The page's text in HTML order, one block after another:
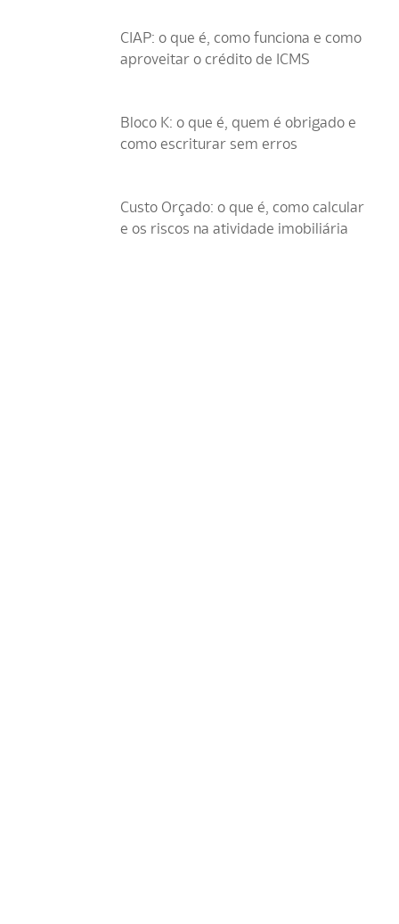
CIAP: o que é, como funciona e como
aproveitar o crédito de ICMS
Bloco K: o que é, quem é obrigado e
como escriturar sem erros
Custo Orçado: o que é, como calcular
e os riscos na atividade imobiliária